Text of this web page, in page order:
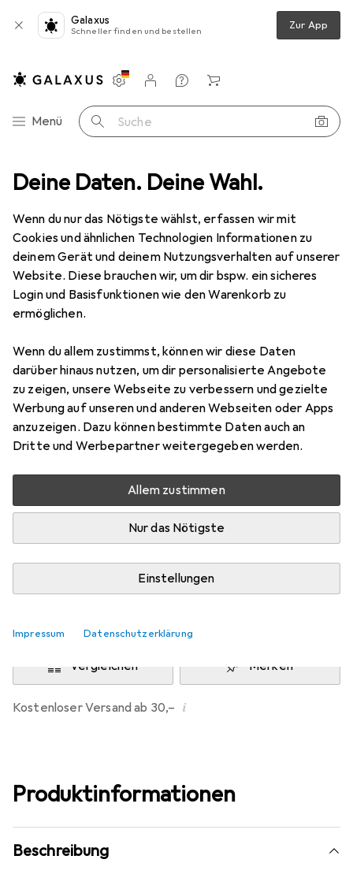
Deine Daten. Deine Wahl.
Wenn du nur das Nötigste wählst, erfassen wir mit
Cookies und ähnlichen Technologien Informationen zu
deinem Gerät und deinem Nutzungsverhalten auf unserer
Website. Diese brauchen wir, um dir bspw. ein sicheres
Login und Basisfunktionen wie den Warenkorb zu
ermöglichen.
Wenn du allem zustimmst, können wir diese Daten
darüber hinaus nutzen, um dir personalisierte Angebote
zu zeigen, unsere Webseite zu verbessern und gezielte
Werbung auf unseren und anderen Webseiten oder Apps
anzuzeigen. Dazu können bestimmte Daten auch an
Dritte und Werbepartner weitergegeben werden.
Allem zustimmen
Nur das Nötigste
Einstellungen
Impressum Datenschutzerklärung
Galaxus
Schneller finden und bestellen Zur App
Navigation nach Kategorien
Menü Suche
Einstellungen
Kundenkonto
Vergleichslisten
Merklisten
Warenkorb
Gaming + VR Games Game Wanadoo Hollow Knight
18 Bilder
Wanadoo Hollow Knight
Preis in EUR inkl. MwSt.
EUR
29,67
Schneller lieferbar
Angebot für
EUR
51,–
Mehr von Wanadoo
Zwischen Mi, 12.8. und Fr, 14.8. geliefert
Lieferort angeben für genaue Lieferzeit
Vergleichen Merken
Kostenloser Versand ab 30,– i
Produktinformationen
Beschreibung